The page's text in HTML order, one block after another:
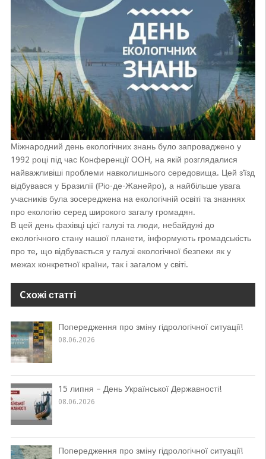
Міжнародний день екологічних знань було запроваджено у
1992 році під час Конференції ООН, на якій розглядалися
найважливіші проблеми навколишнього середовища. Цей з’їзд
відбувався у Бразилії (Ріо-де-Жанейро), а найбільше увага
учасників була зосереджена на екологічній освіті та знаннях
про екологію серед широкого загалу громадян.
В цей день фахівці цієї галузі та люди, небайдужі до
екологічного стану нашої планети, інформують громадськість
про те, що відбувається у галузі екологічної безпеки як у
межах конкретної країни, так і загалом у світі.
Cхожі статті
Попередження про зміну гідрологічної ситуації!
08.06.2026
15 липня – День Української Державності!
08.06.2026
Попередження про зміну гідрологічної ситуації!